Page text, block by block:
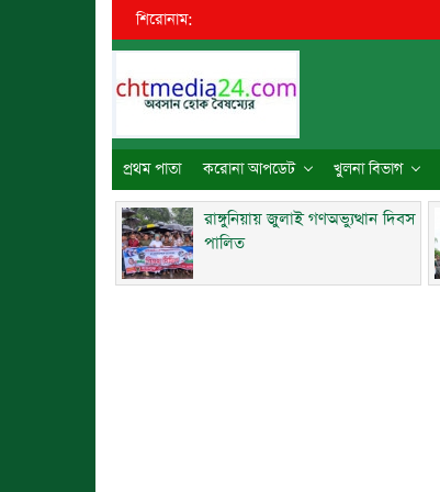
শিরোনাম:
প্রথম পাতা করোনা আপডেট খুলনা বিভাগ
রাঙ্গুনিয়ায় জুলাই গণঅভ্যুত্থান দিবস
পালিত